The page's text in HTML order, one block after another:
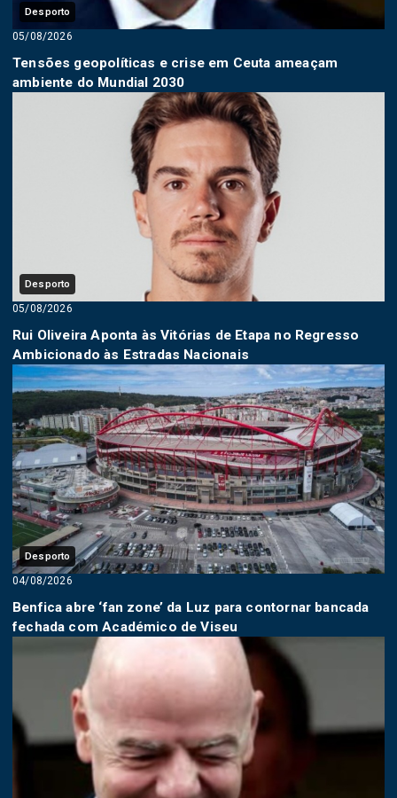
Desporto
05/08/2026
Tensões geopolíticas e crise em Ceuta ameaçam
ambiente do Mundial 2030
Desporto
05/08/2026
Rui Oliveira Aponta às Vitórias de Etapa no Regresso
Ambicionado às Estradas Nacionais
Desporto
04/08/2026
Benfica abre ‘fan zone’ da Luz para contornar bancada
fechada com Académico de Viseu